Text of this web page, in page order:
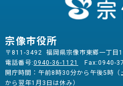
宗像市役所
〒811-3492 福岡県宗像市東郷一丁目
電話番号:0940-36-1121
Fax:0940-
開庁時間：午前8時30分から午後5時
から翌年1月3日は休み）